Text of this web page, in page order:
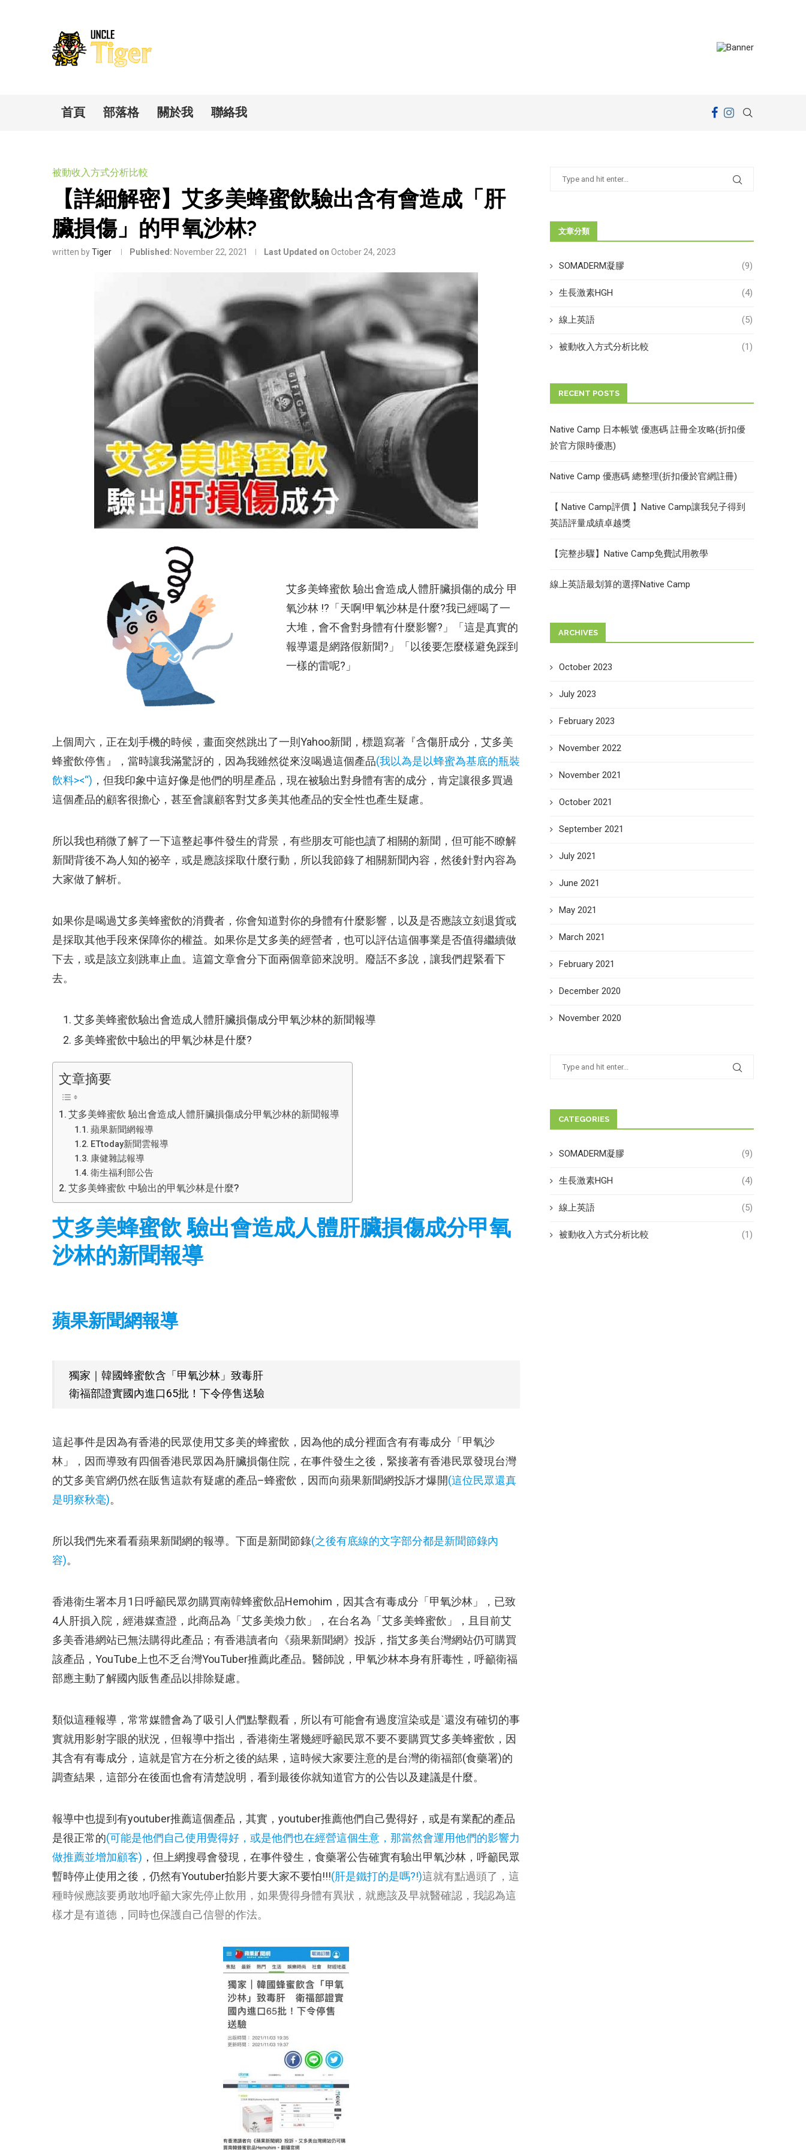
首頁 部落格 關於我 聯絡我
被動收入方式分析比較
【詳細解密】艾多美蜂蜜飲驗出含有會造成「肝
臟損傷」的甲氧沙林?
written byTiger Published: November 22, 2021 Last Updated on October 24, 2023
艾多美蜂蜜飲 驗出會造成人體肝臟損傷的成分 甲
氧沙林 !?「天啊!甲氧沙林是什麼?我已經喝了一
大堆，會不會對身體有什麼影響?」「這是真實的
報導還是網路假新聞?」「以後要怎麼樣避免踩到
一樣的雷呢?」
上個周六，正在划手機的時候，畫面突然跳出了一則Yahoo新聞，標題寫著『含傷肝成分，艾多美
蜂蜜飲停售』，當時讓我滿驚訝的，因為我雖然從來沒喝過這個產品(我以為是以蜂蜜為基底的瓶裝
飲料><“) ，但我印象中這好像是他們的明星產品，現在被驗出對身體有害的成分，肯定讓很多買過
這個產品的顧客很擔心，甚至會讓顧客對艾多美其他產品的安全性也產生疑慮。
所以我也稍微了解了一下這整起事件發生的背景，有些朋友可能也讀了相關的新聞，但可能不瞭解
新聞背後不為人知的祕辛，或是應該採取什麼行動，所以我節錄了相關新聞內容，然後針對內容為
大家做了解析。
如果你是喝過艾多美蜂蜜飲的消費者，你會知道對你的身體有什麼影響，以及是否應該立刻退貨或
是採取其他手段來保障你的權益。如果你是艾多美的經營者，也可以評估這個事業是否值得繼續做
下去，或是該立刻跳車止血。這篇文章會分下面兩個章節來說明。廢話不多說，讓我們趕緊看下
去。
艾多美蜂蜜飲驗出會造成人體肝臟損傷成分甲氧沙林的新聞報導
多美蜂蜜飲中驗出的甲氧沙林是什麼?
文章摘要
艾多美蜂蜜飲 驗出會造成人體肝臟損傷成分甲氧沙林的新聞報導
蘋果新聞網報導
ETtoday新聞雲報導
康健雜誌報導
衛生福利部公告
艾多美蜂蜜飲 中驗出的甲氧沙林是什麼?
艾多美蜂蜜飲 驗出會造成人體肝臟損傷成分甲氧
沙林的新聞報導
蘋果新聞網報導
獨家｜韓國蜂蜜飲含「甲氧沙林」致毒肝
衛福部證實國內進口65批！下令停售送驗
這起事件是因為有香港的民眾使用艾多美的蜂蜜飲，因為他的成分裡面含有有毒成分 「甲氧沙
林」，因而導致有四個香港民眾因為肝臟損傷住院，在事件發生之後，緊接著有香港民眾發現台灣
的艾多美官網仍然在販售這款有疑慮的產品–蜂蜜飲，因而向蘋果新聞網投訴才爆開(這位民眾還真
是明察秋毫)。
所以我們先來看看蘋果新聞網的報導。下面是新聞節錄(之後有底線的文字部分都是新聞節錄內
容)。
香港衛生署本月 1日呼籲民眾勿購買南韓蜂蜜飲品Hemohim，因其含有毒成分「甲氧沙林」，已致
4人肝損入院，經港媒查證，此商品為「艾多美煥力飲」，在台名為「艾多美蜂蜜飲」，且目前艾
多美香港網站已無法購得此產品；有香港讀者向《蘋果新聞網》投訴，指艾多美台灣網站仍可購買
該產品，YouTube上也不乏台灣YouTuber推薦此產品。醫師說，甲氧沙林本身有肝毒性，呼籲衛福
部應主動了解國內販售產品以排除疑慮。
類似這種報導，常常媒體會為了吸引人們點擊觀看，所以有可能會有過度渲染或是ˋ還沒有確切的事
實就用影射字眼的狀況，但報導中指出，香港衛生署幾經呼籲民眾不要不要購買艾多美蜂蜜飲，因
其含有有毒成分，這就是官方在分析之後的結果，這時候大家要注意的是台灣的衛福部(食藥署)的
調查結果，這部分在後面也會有清楚說明，看到最後你就知道官方的公告以及建議是什麼。
報導中也提到有youtuber推薦這個產品，其實，youtuber推薦他們自己覺得好，或是有業配的產品
是很正常的(可能是他們自己使用覺得好，或是他們也在經營這個生意，那當然會運用他們的影響力
做推薦並增加顧客) ，但上網搜尋會發現，在事件發生，食藥署公告確實有驗出甲氧沙林，呼籲民眾
暫時停止使用之後，仍然有Youtuber拍影片要大家不要怕!!!(肝是鐵打的是嗎?!)這就有點過頭了，這
種時候應該要勇敢地呼籲大家先停止飲用，如果覺得身體有異狀，就應該及早就醫確認，我認為這
樣才是有道德，同時也保護自己信譽的作法。
文章分類
SOMADERM凝膠 (9)
生長激素HGH (4)
線上英語 (5)
被動收入方式分析比較 (1)
RECENT POSTS
Native Camp 日本帳號 優惠碼 註冊全攻略(折扣優
於官方限時優惠)
Native Camp 優惠碼 總整理(折扣優於官網註冊)
【 Native Camp評價 】Native Camp讓我兒子得到
英語評量成績卓越獎
【完整步驟】Native Camp免費試用教學
線上英語最划算的選擇Native Camp
ARCHIVES
October 2023
July 2023
February 2023
November 2022
November 2021
October 2021
September 2021
July 2021
June 2021
May 2021
March 2021
February 2021
December 2020
November 2020
CATEGORIES
SOMADERM凝膠 (9)
生長激素HGH (4)
線上英語 (5)
被動收入方式分析比較 (1)